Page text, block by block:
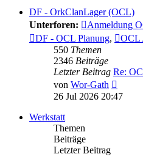
DF - OrkClanLager (OCL)
Unterforen:
Anmeldung
DF - OCL Planung,
OCL
550 Themen
2346 Beiträge
Letzter Beitrag Re:
von Wor-Gath
Beitrag
26 Jul 2026 20:47
Werkstatt
Themen
Beiträge
Letzter Beitrag